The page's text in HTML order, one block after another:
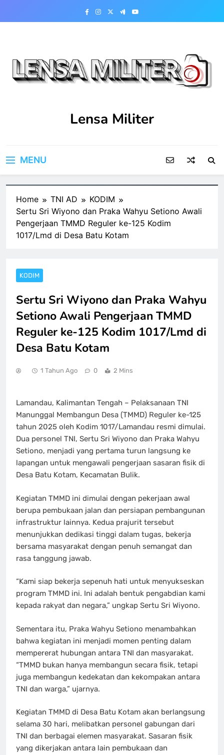
Lensa Militer
MENU
Home TNI AD
KODIM
Sertu Sri Wiyono dan Praka Wahyu Setiono Awali
Pengerjaan TMMD Reguler ke-125 Kodim
1017/Lmd di Desa Batu Kotam
KODIM
Sertu Sri Wiyono dan Praka Wahyu
Setiono Awali Pengerjaan TMMD
Reguler ke-125 Kodim 1017/Lmd di
Desa Batu Kotam
1 Tahun Ago 0 2 Mins
Lamandau, Kalimantan Tengah – Pelaksanaan TNI
Manunggal Membangun Desa (TMMD) Reguler ke-125
tahun 2025 oleh Kodim 1017/Lamandau resmi dimulai.
Dua personel TNI, Sertu Sri Wiyono dan Praka Wahyu
Setiono, menjadi yang pertama turun langsung ke
lapangan untuk mengawali pengerjaan sasaran fisik di
Desa Batu Kotam, Kecamatan Bulik.
Kegiatan TMMD ini dimulai dengan pekerjaan awal
berupa pembukaan jalan dan persiapan pembangunan
infrastruktur lainnya. Kedua prajurit tersebut
menunjukkan dedikasi tinggi dalam tugas, bekerja
bersama masyarakat dengan penuh semangat dan
rasa tanggung jawab.
“Kami siap bekerja sepenuh hati untuk menyukseskan
program TMMD ini. Ini adalah bentuk pengabdian kami
kepada rakyat dan negara,” ungkap Sertu Sri Wiyono.
Sementara itu, Praka Wahyu Setiono menambahkan
bahwa kegiatan ini menjadi momen penting dalam
mempererat hubungan antara TNI dan masyarakat.
“TMMD bukan hanya membangun secara fisik, tetapi
juga membangun kedekatan dan kekompakan antara
TNI dan warga,” ujarnya.
Kegiatan TMMD di Desa Batu Kotam akan berlangsung
selama 30 hari, melibatkan personel gabungan dari
TNI dan berbagai elemen masyarakat. Sasaran fisik
yang dikerjakan antara lain pembukaan dan